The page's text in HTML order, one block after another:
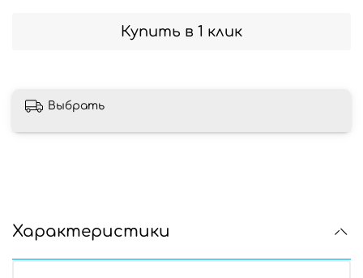
Купить в 1 клик
Выбрать
Характеристики